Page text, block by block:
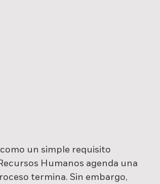
un simple requisito
Humanos agenda una
termina. Sin embargo,